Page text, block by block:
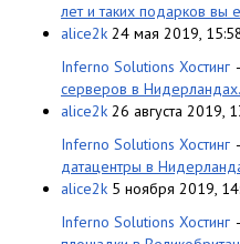
лет и таких подарков вы
alice2k 24 мая 2019,
Inferno Solutions Хостинг
серверов в
alice2k 26 августа 2019,
Inferno Solutions Хостинг
датацентры в
alice2k 5 ноября 2019,
Inferno Solutions Хостинг